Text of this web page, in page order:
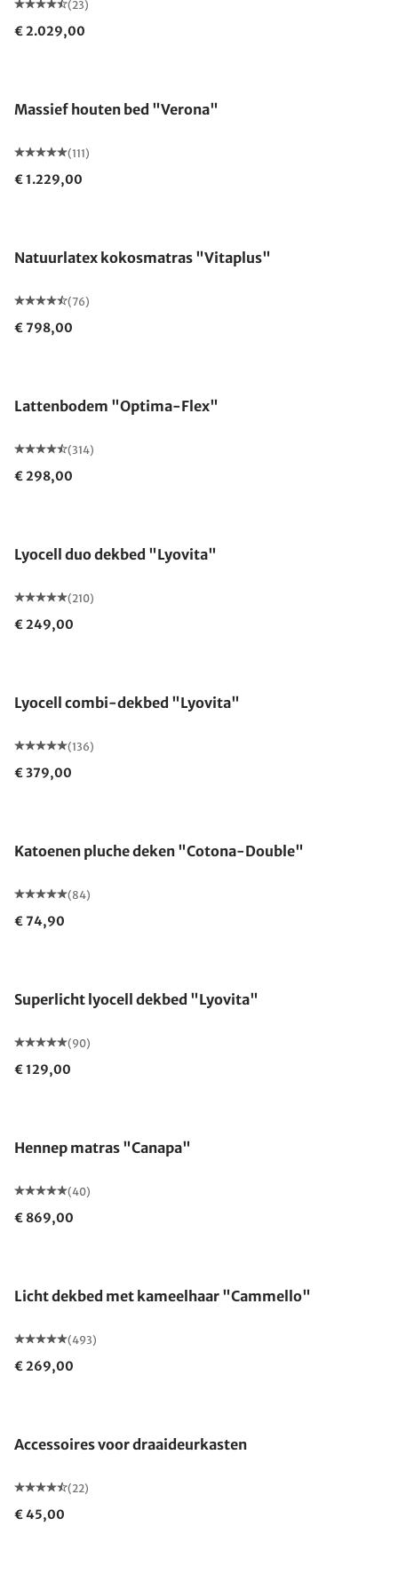
(23)
€ 2.029,00
Massief houten bed "Verona"
(111)
€ 1.229,00
Natuurlatex kokosmatras "Vitaplus"
(76)
€ 798,00
Lattenbodem "Optima-Flex"
(314)
€ 298,00
Lyocell duo dekbed "Lyovita"
(210)
€ 249,00
Lyocell combi-dekbed "Lyovita"
(136)
€ 379,00
Katoenen pluche deken "Cotona-Double"
(84)
€ 74,90
Superlicht lyocell dekbed "Lyovita"
(90)
€ 129,00
Hennep matras "Canapa"
(40)
€ 869,00
Licht dekbed met kameelhaar "Cammello"
(493)
€ 269,00
Accessoires voor draaideurkasten
(22)
€ 45,00